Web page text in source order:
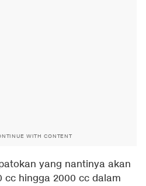
WITH CONTENT
yang nantinya akan
cc hingga 2000 cc dalam